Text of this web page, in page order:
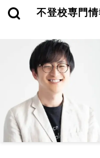
不登校専門